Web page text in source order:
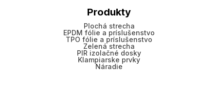
Produkty
Plochá strecha
EPDM fólie a príslušenstvo
TPO fólie a príslušenstvo
Zelená strecha
PIR izolačné dosky
Klampiarske prvky
Náradie